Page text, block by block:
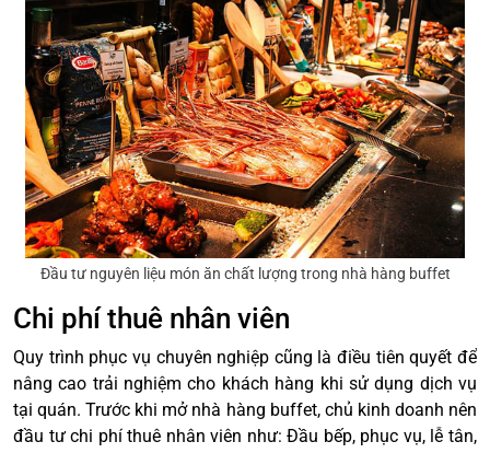
Đầu tư nguyên liệu món ăn chất lượng trong nhà hàng buffet
Chi phí thuê nhân viên
Quy trình phục vụ chuyên nghiệp cũng là điều tiên quyết để
nâng cao trải nghiệm cho khách hàng khi sử dụng dịch vụ
tại quán. Trước khi mở nhà hàng buffet, chủ kinh doanh nên
đầu tư chi phí thuê nhân viên như: Đầu bếp, phục vụ, lễ tân,